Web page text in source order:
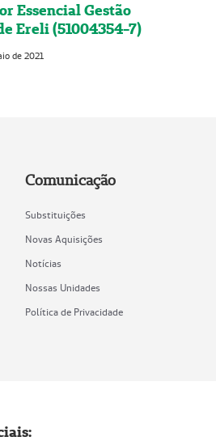
Essencial Gestão
Ereli (51004354-7)
de 2021
Comunicação
Substituições
Novas Aquisições
Notícias
Nossas Unidades
Política de Privacidade